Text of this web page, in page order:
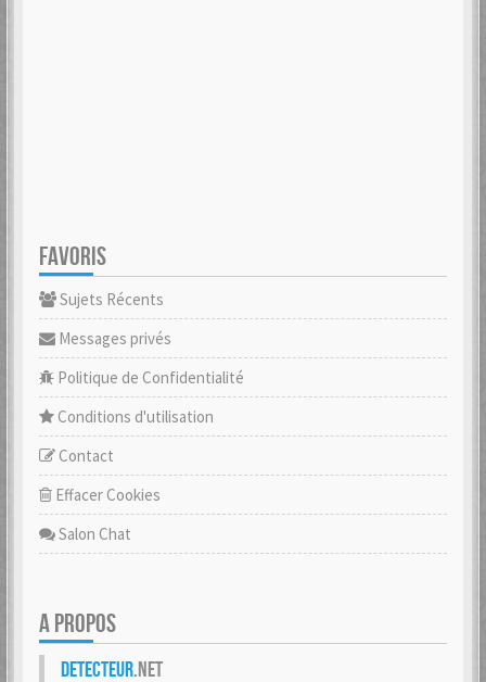
FAVORIS
Sujets Récents
Messages privés
Politique de Confidentialité
Conditions d'utilisation
Contact
Effacer Cookies
Salon Chat
A PROPOS
Detecteur.net